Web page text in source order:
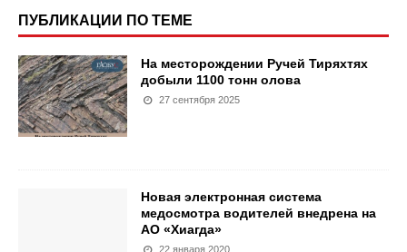
ПУБЛИКАЦИИ ПО ТЕМЕ
На месторождении Ручей Тиряхтях
добыли 1100 тонн олова
27 сентября 2025
Новая электронная система
медосмотра водителей внедрена на
АО «Хиагда»
22 января 2020